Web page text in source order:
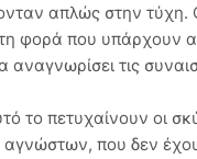
απλώς στην τύχη.
φορά που υπάρχουν
τις
το πετυχαίνουν οι
που δεν